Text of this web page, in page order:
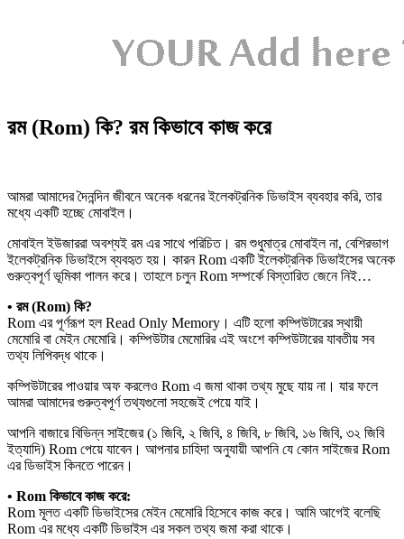
রম (Rom) কি? রম কিভাবে কাজ করে
আমরা আমাদের দৈনন্দিন জীবনে অনেক ধরনের ইলেকট্রনিক ডিভাইস ব্যবহার করি, তার
মধ্যে একটি হচ্ছে মোবাইল।
মোবাইল ইউজাররা অবশ্যই রম এর সাথে পরিচিত। রম শুধুমাত্র মোবাইল না, বেশিরভাগ
ইলেকট্রনিক ডিভাইসে ব্যবহৃত হয়। কারন Rom একটি ইলেকট্রনিক ডিভাইসের অনেক
গুরুত্বপূর্ণ ভূমিকা পালন করে। তাহলে চলুন Rom সম্পর্কে বিস্তারিত জেনে নিই…
• রম (Rom) কি?
Rom এর পূর্ণরূপ হল Read Only Memory। এটি হলো কম্পিউটারের স্থায়ী
মেমোরি বা মেইন মেমোরি। কম্পিউটার মেমোরির এই অংশে কম্পিউটারের যাবতীয় সব
তথ্য লিপিবদ্ধ থাকে।
কম্পিউটারের পাওয়ার অফ করলেও Rom এ জমা থাকা তথ্য মুছে যায় না। যার ফলে
আমরা আমাদের গুরুত্বপূর্ণ তথ্যগুলো সহজেই পেয়ে যাই।
আপনি বাজারে বিভিন্ন সাইজের (১ জিবি, ২ জিবি, ৪ জিবি, ৮ জিবি, ১৬ জিবি, ৩২ জিবি
ইত্যাদি) Rom পেয়ে যাবেন। আপনার চাহিদা অনুযায়ী আপনি যে কোন সাইজের Rom
এর ডিভাইস কিনতে পারেন।
• Rom কিভাবে কাজ করে:
Rom মূলত একটি ডিভাইসের মেইন মেমোরি হিসেবে কাজ করে। আমি আগেই বলেছি
Rom এর মধ্যে একটি ডিভাইস এর সকল তথ্য জমা করা থাকে।